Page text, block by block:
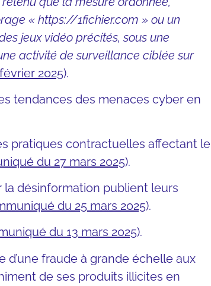
« https://1fichier.com » ou un
jeux vidéo précités, sous une
activité de surveillance ciblée sur
2025).
tendances des menaces cyber en
pratiques contractuelles affectant le
du 27 mars 2025).
la désinformation publient leurs
du 25 mars 2025).
du 13 mars 2025).
d’une fraude à grande échelle aux
de ses produits illicites en